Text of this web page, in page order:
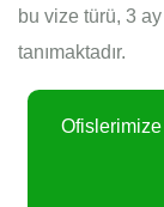
bu vize türü, 3
tanımaktadır.